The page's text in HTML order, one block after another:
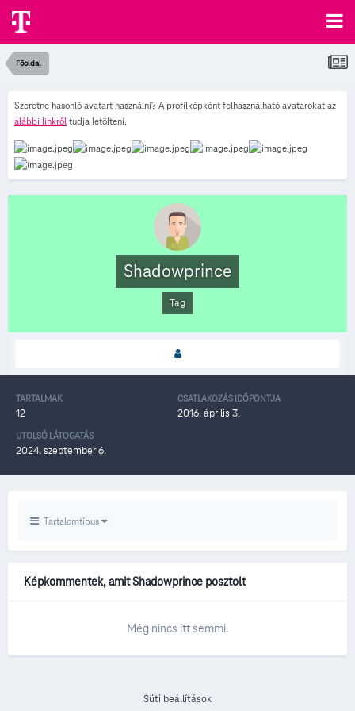
Főoldal
Szeretne hasonló avatart használni? A profilképként felhasználható avatarokat az
alábbi linkről tudja letölteni.
Shadowprince
Tag
TARTALMAK
12
CSATLAKOZÁS IDŐPONTJA
2016. április 3.
UTOLSÓ LÁTOGATÁS
2024. szeptember 6.
Tartalomtípus
Képkommentek, amit Shadowprince posztolt
Még nincs itt semmi.
Süti beállítások